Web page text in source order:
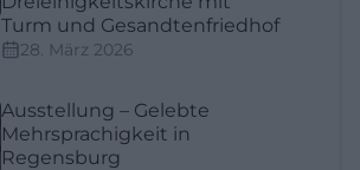
Turm und Gesandtenfriedhof
28. März 2026
Ausstellung – Gelebte
Mehrsprachigkeit in
Regensburg